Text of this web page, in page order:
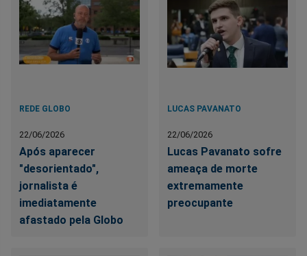
REDE GLOBO
22/06/2026
Após aparecer
"desorientado",
jornalista é
imediatamente
afastado pela Globo
LUCAS PAVANATO
22/06/2026
Lucas Pavanato sofre
ameaça de morte
extremamente
preocupante